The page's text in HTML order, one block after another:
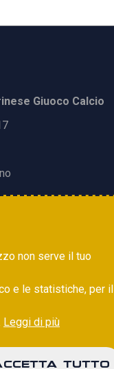
Giuoco Calcio
non serve il tuo
e le statistiche, per il
Leggi di più
TUTTO